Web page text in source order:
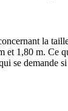
la
1,80 m. Ce
se demande